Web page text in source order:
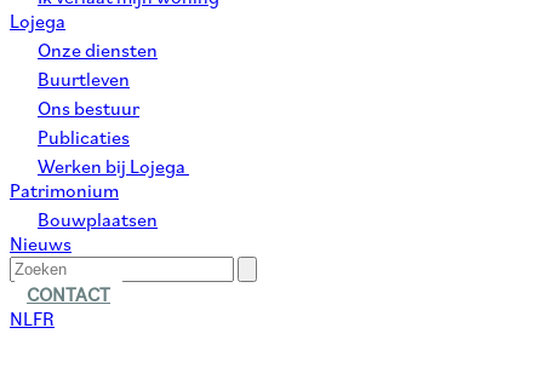
Lojega
Onze diensten
Buurtleven
Ons bestuur
Publicaties
Werken bij Lojega
Patrimonium
Bouwplaatsen
Nieuws
CONTACT
NLFR